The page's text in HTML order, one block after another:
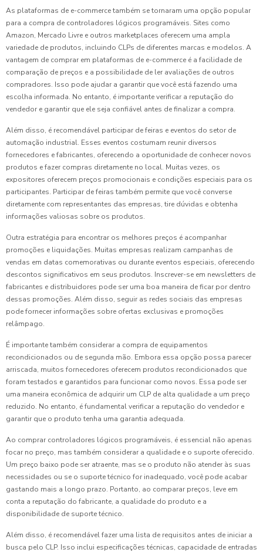
As plataformas de e-commerce também se tornaram uma opção popular
para a compra de controladores lógicos programáveis. Sites como
Amazon, Mercado Livre e outros marketplaces oferecem uma ampla
variedade de produtos, incluindo CLPs de diferentes marcas e modelos. A
vantagem de comprar em plataformas de e-commerce é a facilidade de
comparação de preços e a possibilidade de ler avaliações de outros
compradores. Isso pode ajudar a garantir que você está fazendo uma
escolha informada. No entanto, é importante verificar a reputação do
vendedor e garantir que ele seja confiável antes de finalizar a compra.
Além disso, é recomendável participar de feiras e eventos do setor de
automação industrial. Esses eventos costumam reunir diversos
fornecedores e fabricantes, oferecendo a oportunidade de conhecer novos
produtos e fazer compras diretamente no local. Muitas vezes, os
expositores oferecem preços promocionais e condições especiais para os
participantes. Participar de feiras também permite que você converse
diretamente com representantes das empresas, tire dúvidas e obtenha
informações valiosas sobre os produtos.
Outra estratégia para encontrar os melhores preços é acompanhar
promoções e liquidações. Muitas empresas realizam campanhas de
vendas em datas comemorativas ou durante eventos especiais, oferecendo
descontos significativos em seus produtos. Inscrever-se em newsletters de
fabricantes e distribuidores pode ser uma boa maneira de ficar por dentro
dessas promoções. Além disso, seguir as redes sociais das empresas
pode fornecer informações sobre ofertas exclusivas e promoções
relâmpago.
É importante também considerar a compra de equipamentos
recondicionados ou de segunda mão. Embora essa opção possa parecer
arriscada, muitos fornecedores oferecem produtos recondicionados que
foram testados e garantidos para funcionar como novos. Essa pode ser
uma maneira econômica de adquirir um CLP de alta qualidade a um preço
reduzido. No entanto, é fundamental verificar a reputação do vendedor e
garantir que o produto tenha uma garantia adequada.
Ao comprar controladores lógicos programáveis, é essencial não apenas
focar no preço, mas também considerar a qualidade e o suporte oferecido.
Um preço baixo pode ser atraente, mas se o produto não atender às suas
necessidades ou se o suporte técnico for inadequado, você pode acabar
gastando mais a longo prazo. Portanto, ao comparar preços, leve em
conta a reputação do fabricante, a qualidade do produto e a
disponibilidade de suporte técnico.
Além disso, é recomendável fazer uma lista de requisitos antes de iniciar a
busca pelo CLP. Isso inclui especificações técnicas, capacidade de entradas